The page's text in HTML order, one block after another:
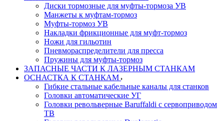
Диски тормозные для муфты-тормоза УВ
Манжеты к муфтам-тормоз
Муфты-тормоз УВ
Накладки фрикционные для муфт-тормоз
Ножи для гильотин
Пневмораспределители для пресса
Пружины для муфты-тормоз
ЗАПАСНЫЕ ЧАСТИ К ЛАЗЕРНЫМ СТАНКАМ
ОСНАСТКА К СТАНКАМ
Гибкие стальные кабельные каналы для станков
Головки автоматические УГ
Головки револьверные Baruffaldi с сервоприводом
ТВ